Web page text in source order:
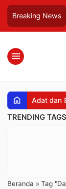
Breaking News
menu
home Adat dan
TRENDING TAGS
Beranda » Tag